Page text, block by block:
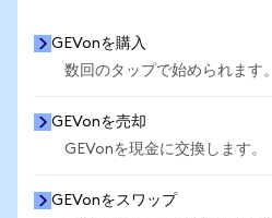
GEVonを購入
数回のタップで始められます。
GEVonを売却
GEVonを現金に交換します。
GEVonをスワップ